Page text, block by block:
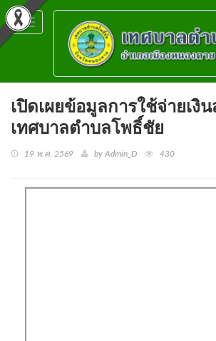
Toggle
navigation
เปิดเผยข้อมูลการใช้จ่ายเงิ
เทศบาลตำบลโพธิ์ชัย
19 พ.ค. 2569 by Admin_D 430